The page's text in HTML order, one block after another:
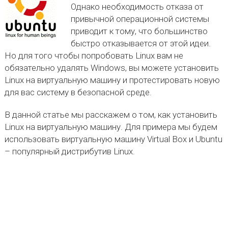
Однако необходимость отказа от
привычной операционной системы
приводит к тому, что большинство
быстро отказывается от этой идеи.
Но для того чтобы попробовать Linux вам не
обязательно удалять Windows, вы можете установить
Linux на виртуальную машину и протестировать новую
для вас систему в безопасной среде.
В данной статье мы расскажем о том, как установить
Linux на виртуальную машину. Для примера мы будем
использовать виртуальную машину Virtual Box и Ubuntu
– популярный дистрибутив Linux.